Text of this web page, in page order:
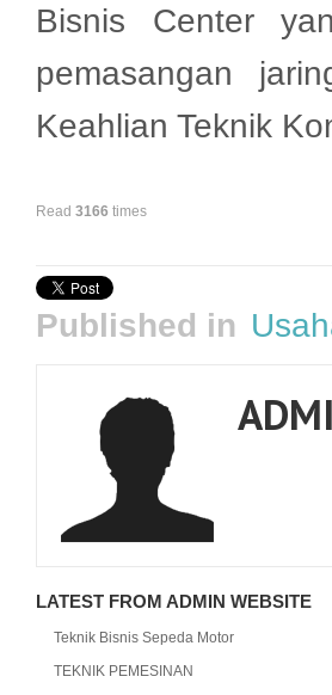
Bisnis Center
pemasangan
Keahlian Teknik
Read 3166 times
Published in
LATEST FROM ADMIN WEBSITE
Teknik Bisnis Sepeda Motor
TEKNIK PEMESINAN